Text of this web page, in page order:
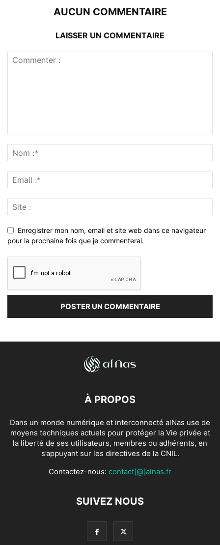
AUCUN COMMENTAIRE
LAISSER UN COMMENTAIRE
Enregistrer mon nom, email et site web dans ce navigateur
pour la prochaine fois que je commenterai.
À PROPOS
Dans un monde numérique et interconnecté alNas use de
moyens techniques actuels pour protéger la Vie privée et
la liberté de ses utilisateurs, membres ou adhérents, en
s’appuyant sur les directives de la CNIL.
Contactez-nous: contact[@]alnas.fr
SUIVEZ NOUS